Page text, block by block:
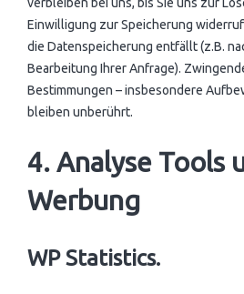
Einwilligung zur Speicherung
die Datenspeicherung entfällt (z.B.
Bearbeitung Ihrer Anfrage).
Bestimmungen – insbesondere
bleiben unberührt.
4. Analyse Tools
Werbung
WP Statistics.